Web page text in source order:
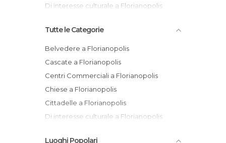
Di interesse culturale a Florianopolis
Tutte le Categorie
Belvedere a Florianopolis
Cascate a Florianopolis
Centri Commerciali a Florianopolis
Chiese a Florianopolis
Cittadelle a Florianopolis
Di interesse culturale a Florianopolis
Luoghi Popolari